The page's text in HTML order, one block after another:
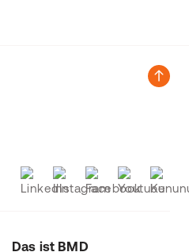
Das ist BMD